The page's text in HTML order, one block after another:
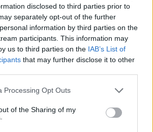
disclosed to third parties prior to
separately opt-out of the further
information by third parties on the
participants. This information may
us to third parties on the IAB’s List of
that may further disclose it to other
Processing Opt Outs
of the Sharing of my
ΣΕ ΑΥΤΉ ΤΗΝ ΚΑΤΗΓΟΡΊΑ